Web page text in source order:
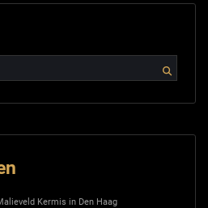
Kermis in Den Haag